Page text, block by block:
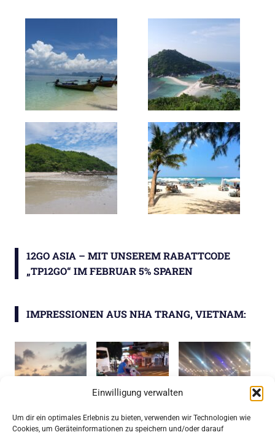
Einwilligung verwalten
Um dir ein optimales Erlebnis zu bieten, verwenden wir Technologien wie
Cookies, um Geräteinformationen zu speichern und/oder darauf
12GO ASIA – MIT UNSEREM RABATTCODE
„TP12GO“ IM FEBRUAR 5% SPAREN
IMPRESSIONEN AUS NHA TRANG, VIETNAM: